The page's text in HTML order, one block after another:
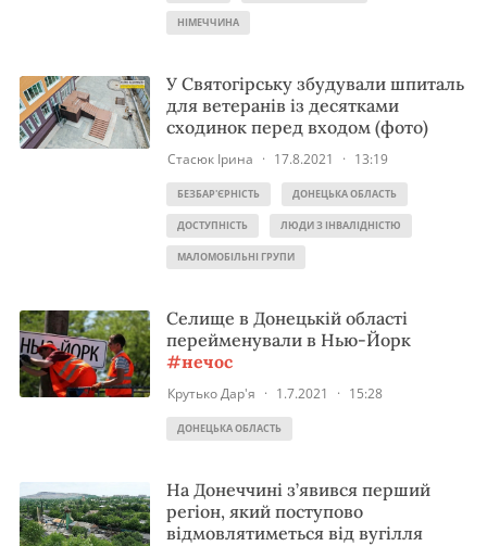
НІМЕЧЧИНА
У Святогірську збудували шпиталь
для ветеранів із десятками
сходинок перед входом (фото)
Стасюк Ірина · 17.8.2021 · 13:19
БЕЗБАР'ЄРНІСТЬ ДОНЕЦЬКА ОБЛАСТЬ
ДОСТУПНІСТЬ ЛЮДИ З ІНВАЛІДНІСТЮ
МАЛОМОБІЛЬНІ ГРУПИ
Селище в Донецькій області
перейменували в Нью-Йорк
#нечос
Крутько Дар'я · 1.7.2021 · 15:28
ДОНЕЦЬКА ОБЛАСТЬ
На Донеччині з’явився перший
регіон, який поступово
відмовлятиметься від вугілля